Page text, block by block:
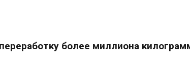
более миллиона